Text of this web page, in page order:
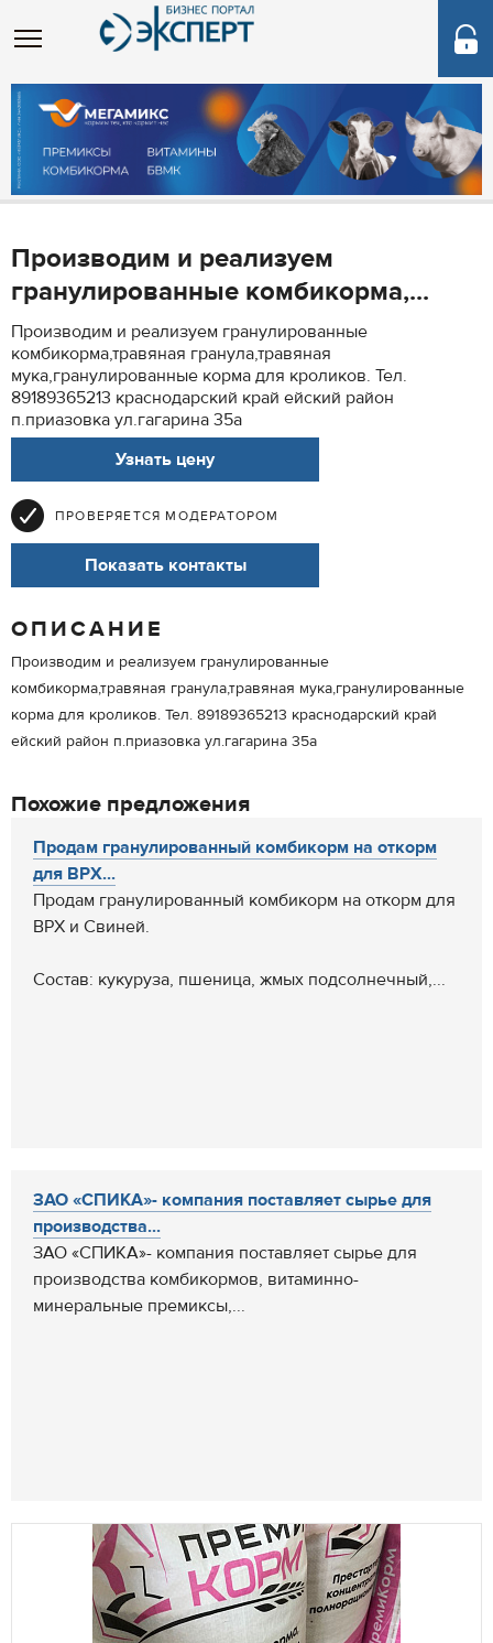
Производим и реализуем
гранулированные комбикорма,...
Производим и реализуем гранулированные
комбикорма,травяная гранула,травяная
мука,гранулированные корма для кроликов. Тел.
89189365213 краснодарский край ейский район
п.приазовка ул.гагарина 35а
Узнать цену
ПРОВЕРЯЕТСЯ МОДЕРАТОРОМ
Показать контакты
ОПИСАНИЕ
Производим и реализуем гранулированные
комбикорма,травяная гранула,травяная мука,гранулированные
корма для кроликов. Тел. 89189365213 краснодарский край
ейский район п.приазовка ул.гагарина 35а
Похожие предложения
Продам гранулированный комбикорм на откорм
для ВРХ...
Продам гранулированный комбикорм на откорм для
ВРХ и Свиней.
Состав: кукуруза, пшеница, жмых подсолнечный,...
ЗАО «СПИКА»- компания поставляет сырье для
производства...
ЗАО «СПИКА»- компания поставляет сырье для
производства комбикормов, витаминно-
минеральные премиксы,...